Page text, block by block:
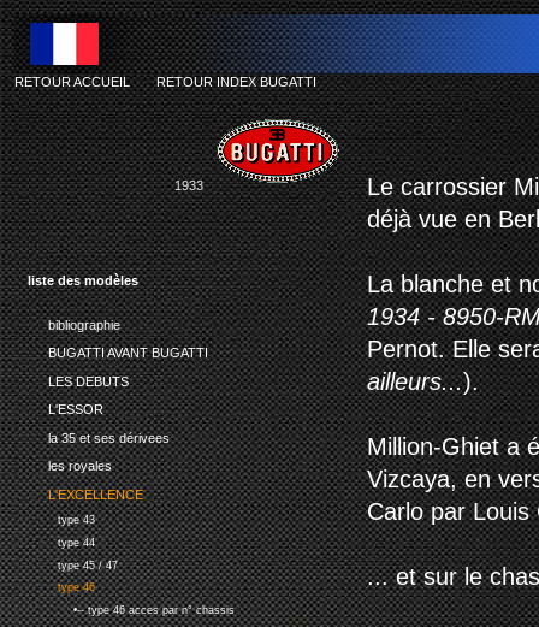
liste des modèles
bibliographie
BUGATTI AVANT BUGATTI
LES DEBUTS
L'ESSOR
la 35 et ses dérivees
les royales
L'EXCELLENCE
type 43
type 44
type 45 / 47
type 46
•-- type 46 acces par n° chassis
RETOUR ACCUEIL-RETOUR INDEX BUGATTI
1933
Le carrossier
déjà vue en
La blanche et
1934 - 8950-
Pernot. Elle
ailleurs...).
Million-Ghiet a
Vizcaya, en
Carlo par Louis
... et sur le